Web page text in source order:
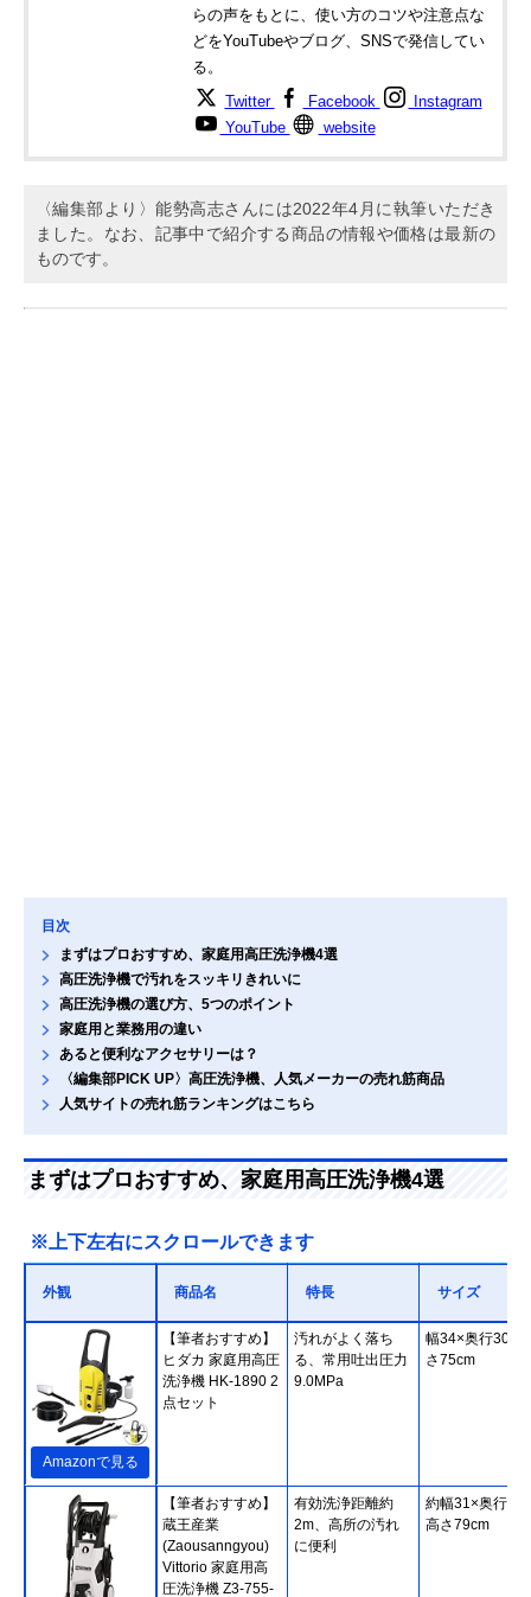
らの声をもとに、使い方のコツや注意点な
どをYouTubeやブログ、SNSで発信してい
る。
Twitter Facebook
Instagram
YouTube
website
〈編集部より〉能勢高志さんには2022年4月に執筆いただき
ました。なお、記事中で紹介する商品の情報や価格は最新の
ものです。
目次
まずはプロおすすめ、家庭用高圧洗浄機4選
高圧洗浄機で汚れをスッキリきれいに
高圧洗浄機の選び方、5つのポイント
家庭用と業務用の違い
あると便利なアクセサリーは？
〈編集部PICK UP〉高圧洗浄機、人気メーカーの売れ筋商品
人気サイトの売れ筋ランキングはこちら
まずはプロおすすめ、家庭用高圧洗浄機4選
※上下左右にスクロールできます
外観 商品名 特長 サイズ
Amazonで見る
【筆者おすすめ】
ヒダカ 家庭用高圧
洗浄機 HK-1890 2
点セット
汚れがよく落ち
る、常用吐出圧力
9.0MPa
幅34×奥行
さ75cm
【筆者おすすめ】
蔵王産業
(Zaousanngyou)
Vittorio 家庭用高
圧洗浄機 Z3-755-
有効洗浄距離約
2m、高所の汚れ
に便利
約幅31×奥行35×
高さ79cm